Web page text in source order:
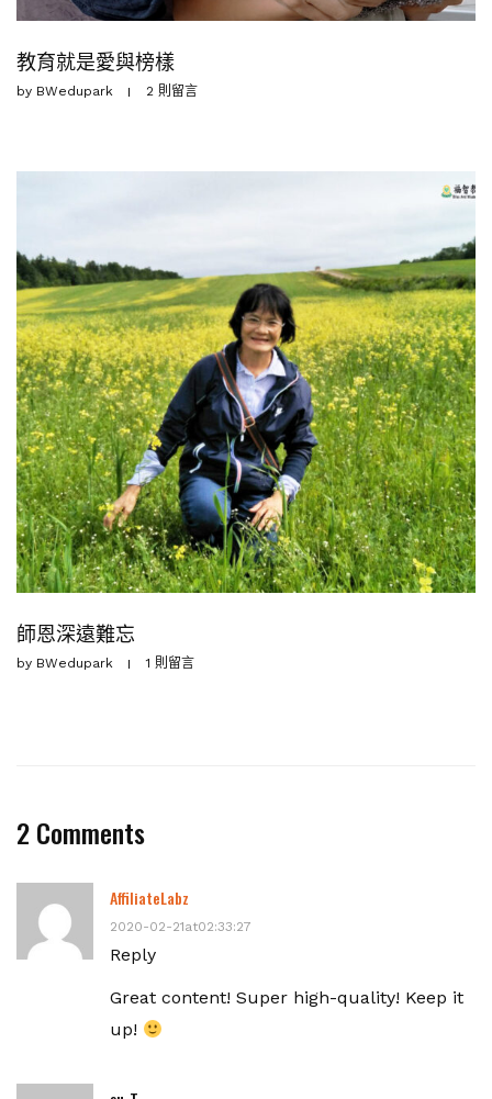
教育就是愛與榜樣
by BWedupark 2 則留言
師恩深遠難忘
by BWedupark 1 則留言
2 Comments
AffiliateLabz
2020-02-21at02:33:27
Reply
Great content! Super high-quality! Keep it
up!